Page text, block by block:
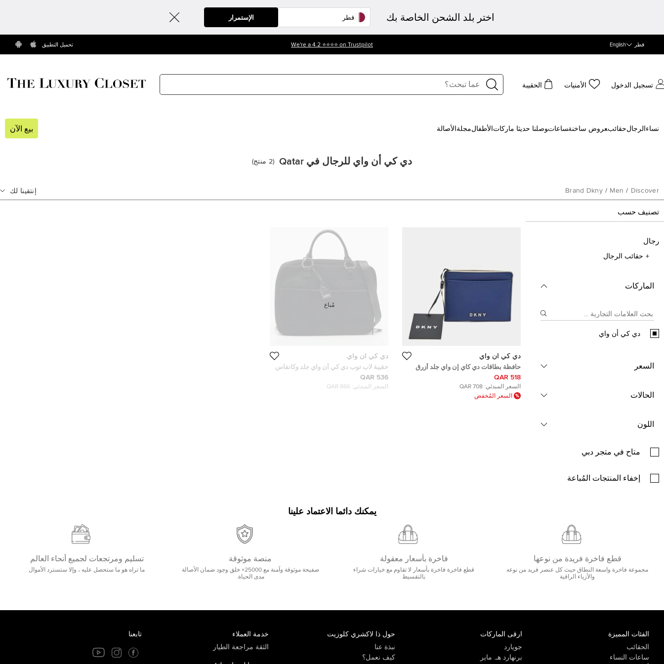
اختر بلد الشحن الخاصة بك الإستمرار
قطر English أحصل على خصم %10 على أول طلب لك. إستعمل الرمز - WELCOME10 تحميل التطبيق
تسجيل الدخول الأمنيات الحقيبة
نساء الرجالحقائب‍عروض ساخنة‍ساعات‍وصلنا حديثا ‍ ماركات الأطفالمجلة الأصالة بيع الآن
دي كي أن واي للرجال في Qatar (
2 منتج)
Discover
/
Men
/
Brand Dkny إنتقينا لك
تصنيف حسب
رجال
حقائب الرجال
الماركات
دي كي أن واي
السعر
الحالات
اللون
متاح في متجر دبي
إخفاء المنتجات المُباعة
دي كي أن واي
حافظة بطاقات دي كاي إن واي جلد أزرق
بشعار
518 QAR
السعر المبدئي: 708 QAR
السعر المُخفض
دي كي أن واي
حقيبة لاب توب دي كي أن واي جلد وكانفاس
أسود
536 QAR
السعر المبدئي: 866 QAR
مُباع
يمكنك دائما الاعتماد علينا
قطع فاخرة فريدة من نوعها
مجموعة فاخرة واسعة النطاق حيث كل عنصر فريد من نوعه
والأزياء الراقية
فاخرة بأسعار معقولة
قطع فاخرة فاخرة بأسعار لا تقاوم مع خيارات شراء
بالتقسيط
منصة موثوقة
صفيحة موثوقة وآمنة مع 25000+ خلق وجود ضمان الأصالة
مدى الحياة.
تسليم ومرتجعات لجميع أنحاء العالم
ما تراه هو ما ستحصل عليه ، وإلا ستسترد الأموال
الفئات المميزة
الحقائب
ساعات النساء
ارقى الماركات
جويارد
برنهارد هـ. ماير
حول ذا لاكشري كلوزيت
نبذة عنا
كيف نعمل؟
خدمة العملاء
الثقة مراجعة الطيار
تابعنا